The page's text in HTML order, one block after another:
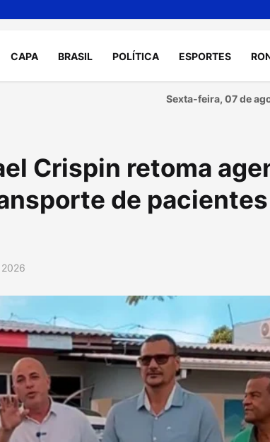
CAPA BRASIL POLÍTICA ESPORTES
Sexta-feira, 07 de
Crispin retoma
de pacientes